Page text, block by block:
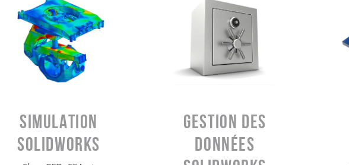
SIMULATION
SOLIDWORKS
GESTION DES
DONNÉES